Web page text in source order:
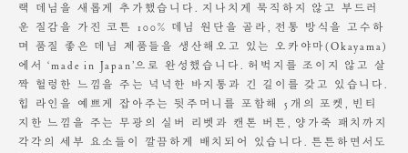
Model is wearing a S size. Height 175cm / Waist 24"
의류 건조기나 세탁기의 에어워시로 관리 하실 경우
제품의 변형이나 수축이 있을 수 있습니다.
소비자의 부주의로 인한 제품 훼손 및 세탁 잘못으로 인한
변형에 대해서는 보상의 책임을 지지 않습니다.
랙 데님을 새롭게 추가했습니다. 지나치게 묵직하지 않고 부드러
운 질감을 가진 코튼 100% 데님 원단을 골라, 전통 방식을 고수하
며 품질 좋은 데님 제품들을 생산해오고 있는 오카야마(Okayama)
에서 ‘made in Japan’으로 완성했습니다. 허벅지를 조이지 않고 살
짝 헐렁한 느낌을 주는 넉넉한 바지통과 긴 길이를 갖고 있습니다.
힙 라인을 예쁘게 잡아주는 뒷주머니를 포함해 5개의 포켓, 빈티
지한 느낌을 주는 무광의 실버 리벳과 캔톤 버튼, 양가죽 패치까지
각각의 세부 요소들이 깔끔하게 배치되어 있습니다. 튼튼하면서도